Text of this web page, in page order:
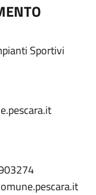
Sportivi